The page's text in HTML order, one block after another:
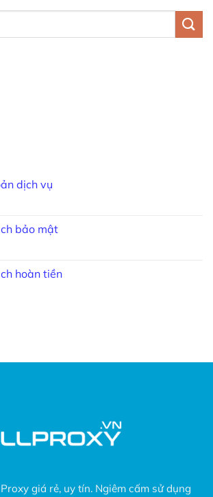
dịch vụ
bảo mật
hoàn tiền
giá rẻ, uy tín. Ngiêm cấm sử dụng